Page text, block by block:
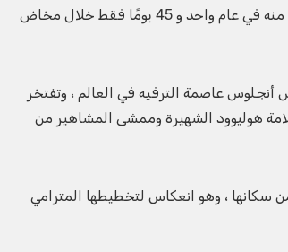
كان بناء مبنى إمباير ستيت إنجازًا سريعًا للغاية ، حيث تم الانتهاء منه في عام واحد و 45 يومًا فقط خلال مخاض
عاصمة الترفيه في العالم ، وتفتخر
هوليوود الشهيرة وممشى المشاهير من
، وهو انعكاس لتخطيطها المترامي